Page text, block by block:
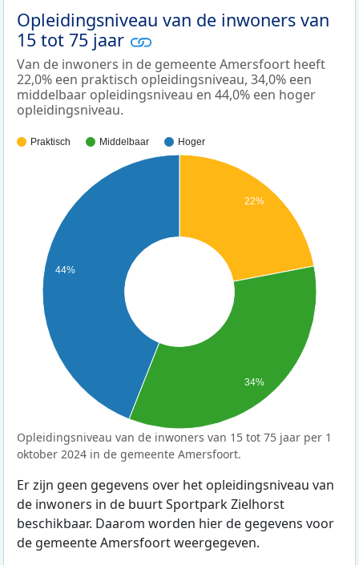
Opleidingsniveau van de inwoners van
15 tot 75 jaar
Van de inwoners in de gemeente Amersfoort heeft
22,0% een praktisch opleidingsniveau, 34,0% een
middelbaar opleidingsniveau en 44,0% een hoger
opleidingsniveau.
Praktisch Middelbaar Hoger
22%
44%
34%
Opleidingsniveau van de inwoners van 15 tot 75 jaar per 1
oktober 2024 in de gemeente Amersfoort.
Er zijn geen gegevens over het opleidingsniveau van
de inwoners in de buurt Sportpark Zielhorst
beschikbaar. Daarom worden hier de gegevens voor
de gemeente Amersfoort weergegeven.